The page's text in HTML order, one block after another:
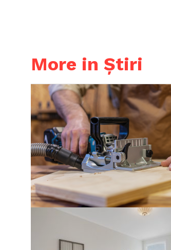
More in Știri